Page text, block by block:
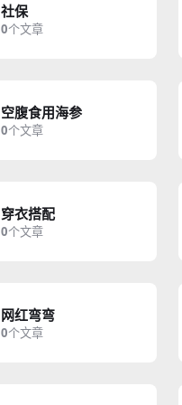
社保
0个文章
空腹食用海参
0个文章
穿衣搭配
0个文章
网红弯弯
0个文章